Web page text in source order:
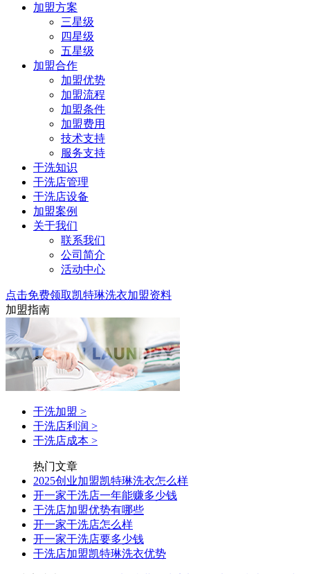
加盟方案
三星级
四星级
五星级
加盟合作
加盟优势
加盟流程
加盟条件
加盟费用
技术支持
服务支持
干洗知识
干洗店管理
干洗店设备
加盟案例
关于我们
联系我们
公司简介
活动中心
点击免费领取凯特琳洗衣加盟资料
加盟指南
干洗加盟 >
干洗店利润 >
干洗店成本 >
热门文章
2025创业加盟凯特琳洗衣怎么样
开一家干洗店一年能赚多少钱
干洗店加盟优势有哪些
开一家干洗店怎么样
开一家干洗店要多少钱
干洗店加盟凯特琳洗衣优势